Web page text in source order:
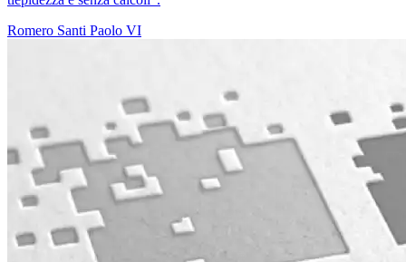
Romero Santi Paolo VI